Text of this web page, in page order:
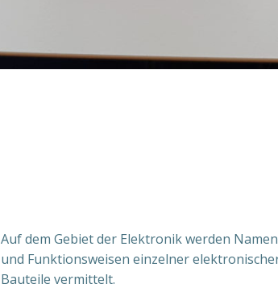
Auf dem Gebiet der Elektronik werden Namen
und Funktionsweisen einzelner
Bauteile vermittelt.